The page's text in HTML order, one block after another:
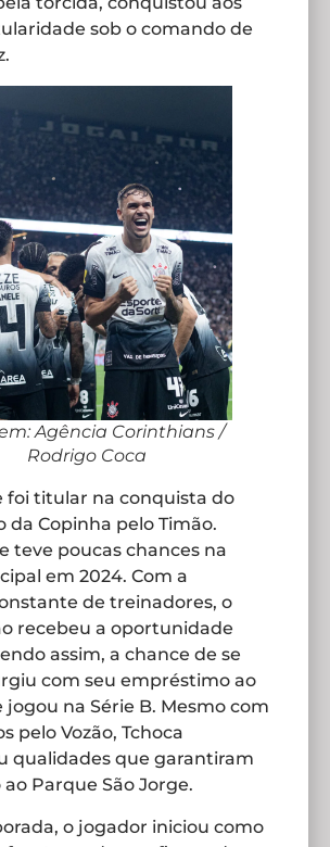
sob o comando de
Agência Corinthians /
Rodrigo Coca
foi titular na conquista do
Copinha pelo Timão.
teve poucas chances na
em 2024. Com a
de treinadores, o
recebeu a oportunidade
assim, a chance de se
com seu empréstimo ao
jogou na Série B. Mesmo com
pelo Vozão, Tchoca
qualidades que garantiram
Parque São Jorge.
o jogador iniciou como